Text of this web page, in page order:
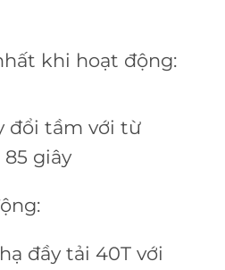
khi hoạt động:
đổi tầm với từ
85 giây
đầy tải 40T với